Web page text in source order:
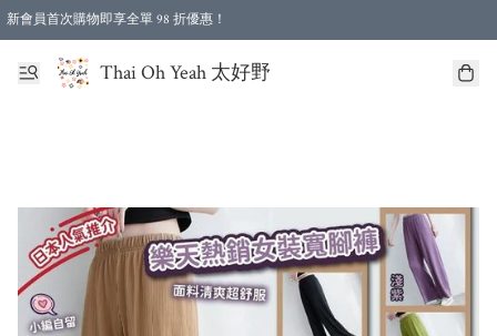
新會員首次購物即享全單 98 折優惠！
特選會員可享全單低至 96 折優惠！
Thai Oh Yeah 太好野